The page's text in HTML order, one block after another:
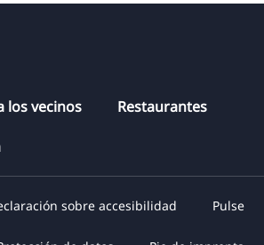
los vecinos Restaurantes
sobre accesibilidad Pulse